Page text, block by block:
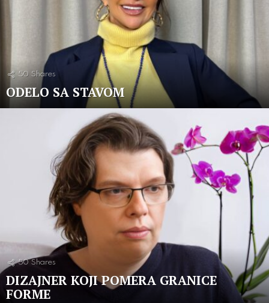
50 Shares
ODELO SA STAVOM
50 Shares
DIZAJNER KOJI POMERA GRANICE
FORME